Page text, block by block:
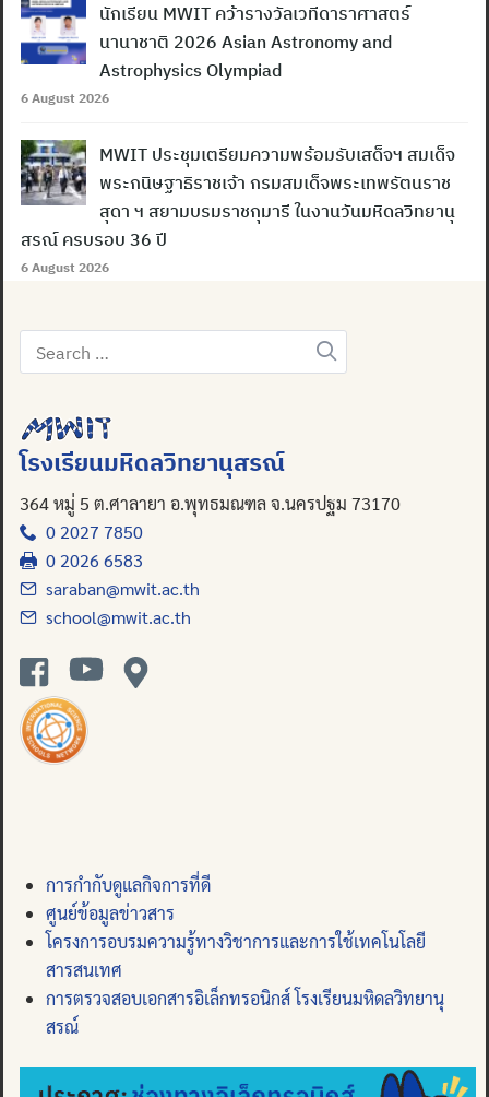
นักเรียน MWIT คว้ารางวัลเวทีดาราศาสตร์
นานาชาติ 2026 Asian Astronomy and
Astrophysics Olympiad
6 August 2026
MWIT ประชุมเตรียมความพร้อมรับเสด็จฯ สมเด็จ
พระกนิษฐาธิราชเจ้า กรมสมเด็จพระเทพรัตนราช
สุดา ฯ สยามบรมราชกุมารี ในงานวันมหิดลวิทยานุ
สรณ์ ครบรอบ 36 ปี
6 August 2026
Search
for:
โรงเรียนมหิดลวิทยานุสรณ์
364 หมู่ 5 ต.ศาลายา อ.พุทธมณฑล จ.นครปฐม 73170
0 2027 7850
0 2026 6583
saraban@mwit.ac.th
school@mwit.ac.th
การกำกับดูแลกิจการที่ดี
ศูนย์ข้อมูลข่าวสาร
โครงการอบรมความรู้ทางวิชาการและการใช้เทคโนโลยี
สารสนเทศ
การตรวจสอบเอกสารอิเล็กทรอนิกส์ โรงเรียนมหิดลวิทยานุ
สรณ์